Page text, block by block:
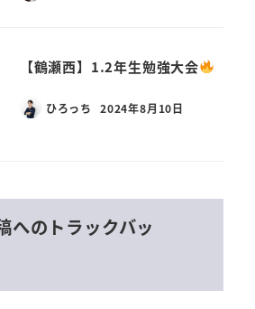
【鶴瀬西】1.2年生勉強大会
ひろっち 2024年8月10日
へのトラックバッ